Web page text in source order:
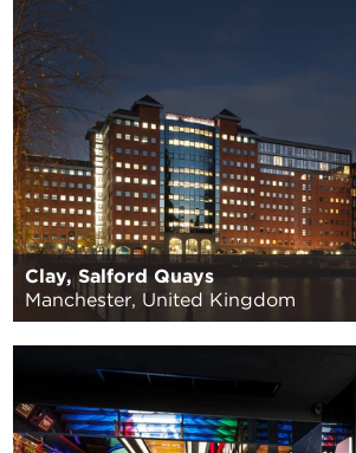
Clay, Salford Quays
Manchester, United Kingdom